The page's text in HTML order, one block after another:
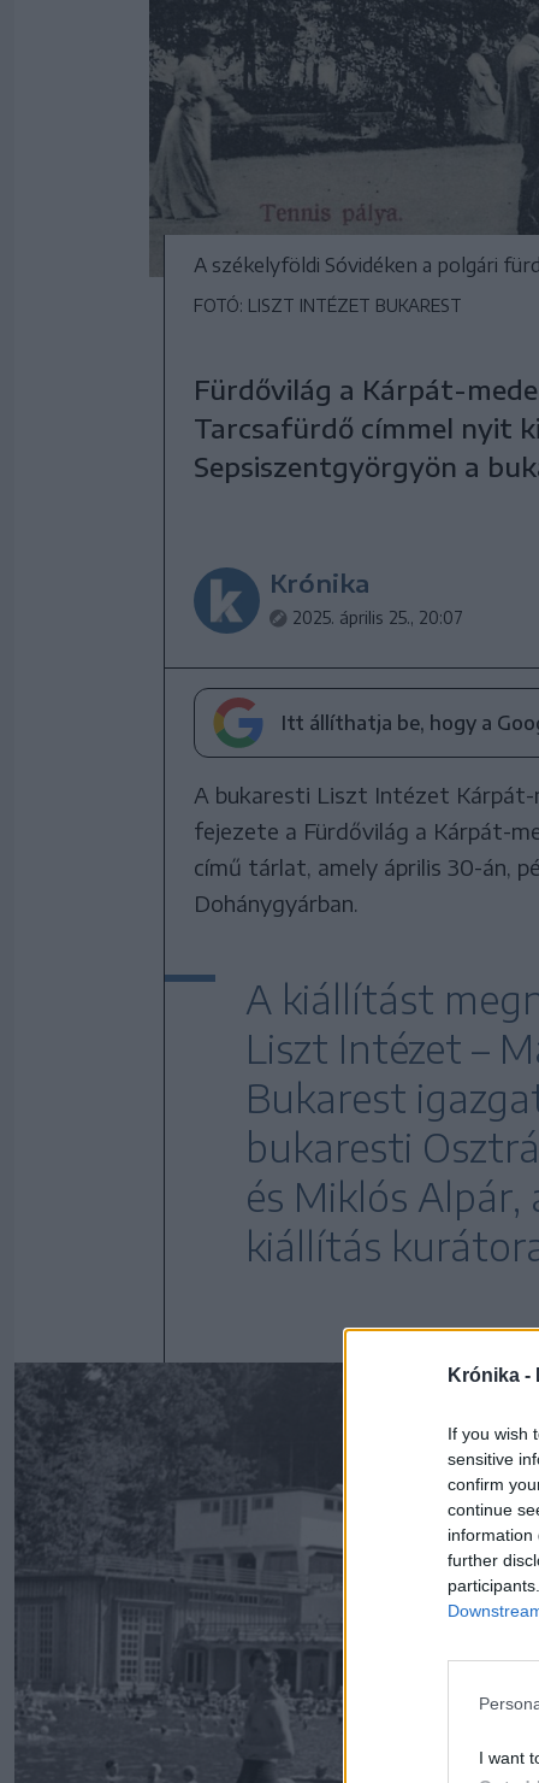
Krónika -
If you wish
sensitive
confirm
continue
information
further
I want
A székelyföldi Sóvidéken a polgári
FOTÓ: LISZT INTÉZET BUKAREST
Fürdővilág a Kárpát-
Tarcsafürdő címmel nyit
Sepsiszentgyörgyön a
Krónika
2025. április 25., 20:07
Itt állíthatja be, hogy a
A bukaresti Liszt Intézet
fejezete a Fürdővilág a Kárpát-
című tárlat, amely április 30-án,
Dohánygyárban.
A kiállítást
Liszt Intézet –
Bukarest
bukaresti
és Miklós Alpár,
kiállítás